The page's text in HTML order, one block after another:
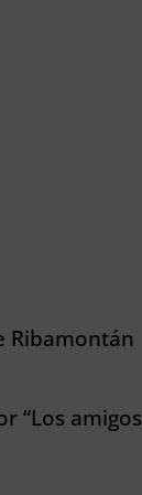
Ribamontán
“Los amigos